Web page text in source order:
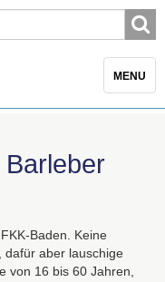
Toggle
MENU
FKK-Baden. Keine
dafür aber lauschige
von 16 bis 60 Jahren,